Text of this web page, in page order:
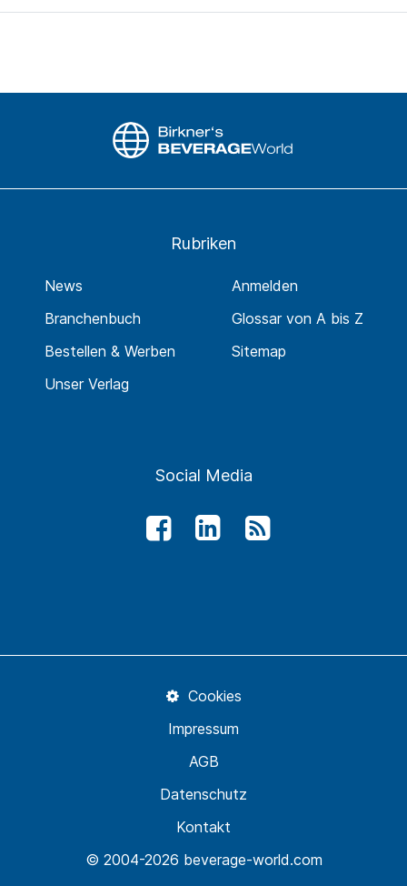
Rubriken
News
Branchenbuch
Bestellen & Werben
Unser Verlag
Anmelden
Glossar von A bis Z
Sitemap
Social Media
© 2004-2026 beverage-world.com
Kontakt
Datenschutz
AGB
Impressum
Cookies